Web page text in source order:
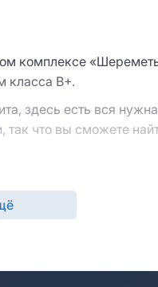
комплексе
класса B+.
здесь есть вся
так что вы сможете
добираться сюда
соседство.